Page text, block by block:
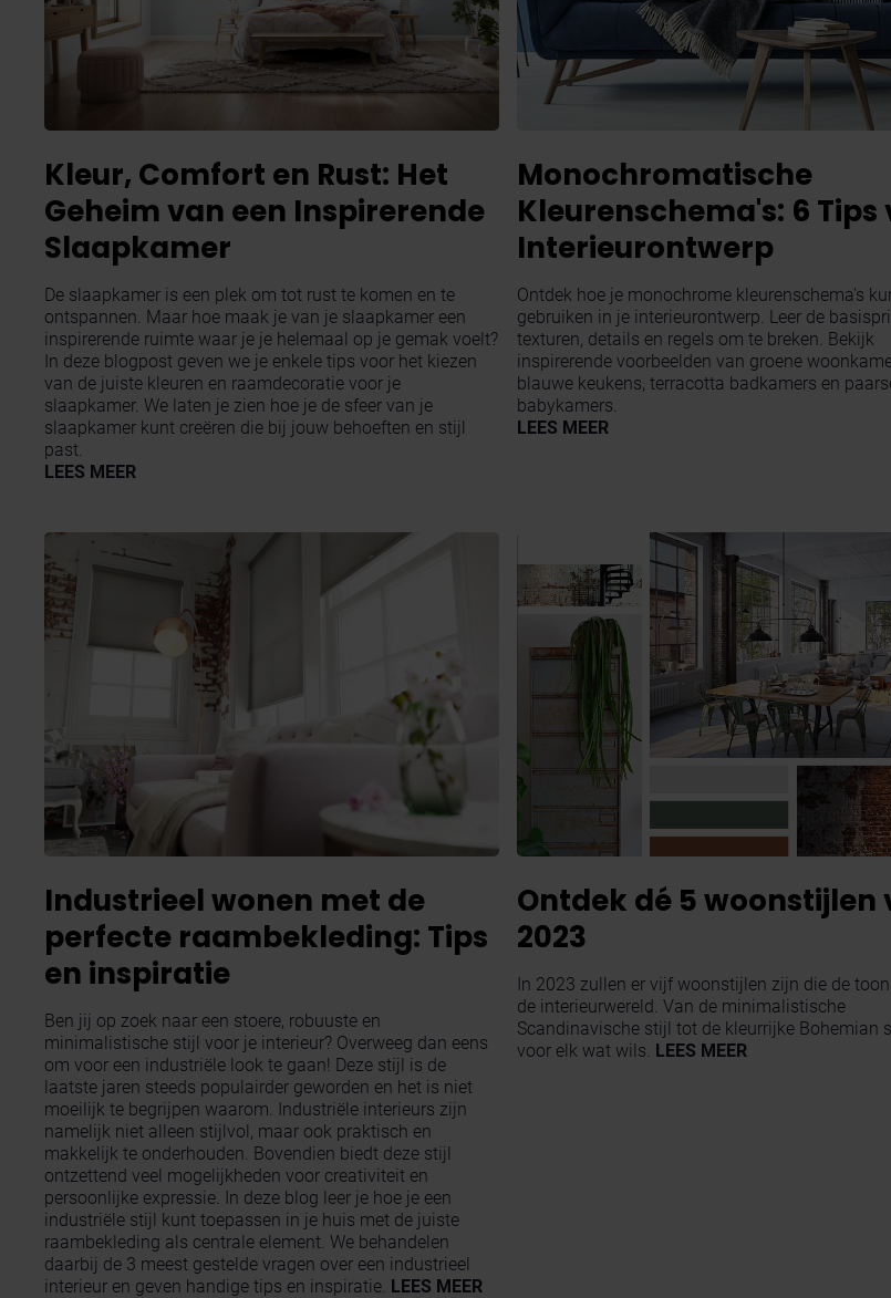
Kleur, Comfort en Rust: Het
Geheim van een Inspirerende
Slaapkamer
De slaapkamer is een plek om tot rust te komen en te
ontspannen. Maar hoe maak je van je slaapkamer een
inspirerende ruimte waar je je helemaal op je gemak voelt?
In deze blogpost geven we je enkele tips voor het kiezen
van de juiste kleuren en raamdecoratie voor je
slaapkamer. We laten je zien hoe je de sfeer van je
slaapkamer kunt creëren die bij jouw behoeften en stijl
past.
LEES MEER
Monochromatische
Kleurenschema's: 6 Tips
Interieurontwerp
Ontdek hoe je monochrome kleurenschema's
gebruiken in je interieurontwerp. Leer de
texturen, details en regels om te breken. Bekijk
inspirerende voorbeelden van groene
blauwe keukens, terracotta badkamers en
babykamers.
LEES MEER
Industrieel wonen met de
perfecte raambekleding: Tips
en inspiratie
Ben jij op zoek naar een stoere, robuuste en
minimalistische stijl voor je interieur? Overweeg dan eens
om voor een industriële look te gaan! Deze stijl is de
laatste jaren steeds populairder geworden en het is niet
moeilijk te begrijpen waarom. Industriële interieurs zijn
namelijk niet alleen stijlvol, maar ook praktisch en
makkelijk te onderhouden. Bovendien biedt deze stijl
ontzettend veel mogelijkheden voor creativiteit en
persoonlijke expressie. In deze blog leer je hoe je een
industriële stijl kunt toepassen in je huis met de juiste
raambekleding als centrale element. We behandelen
daarbij de 3 meest gestelde vragen over een industrieel
interieur en geven handige tips en inspiratie. LEES MEER
Ontdek dé 5 woonstijlen
2023
In 2023 zullen er vijf woonstijlen zijn die de
de interieurwereld. Van de minimalistische
Scandinavische stijl tot de kleurrijke Bohemian
voor elk wat wils. LEES MEER